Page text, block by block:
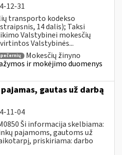
12-31
transporto kodekso
14 dalis); Taksi
Valstybinei mokesčių
Valstybinės...
Mokesčių žinyno
ir mokėjimo duomenys
gautas už darbą
11-04
Ši informacija skelbiama:
pajamoms, gautoms už
priskiriama: darbo